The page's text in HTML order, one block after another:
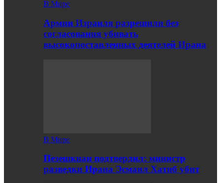
В Мире
Армии Израиля разрешили без
согласования убивать
высокопоставленных деятелей Ирана
В Мире
Пезешкиан подтвердил: министр
разведки Ирана Эсмаил Хатиб убит